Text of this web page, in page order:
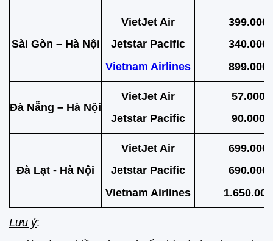
Sài Gòn – Hà Nội
VietJet Air
Jetstar Pacific
Vietnam Airlines
399.000
340.000
899.000
Đà Nẵng – Hà Nội
VietJet Air
Jetstar Pacific
57.000
90.000
Đà Lạt - Hà Nội
VietJet Air
Jetstar Pacific
Vietnam Airlines
699.000
690.000
1.650.000
Lưu ý: